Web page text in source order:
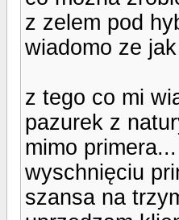
z zelem pod
wiadomo ze
z tego co mi
pazurek z
mimo
wyschnięciu
szansa na